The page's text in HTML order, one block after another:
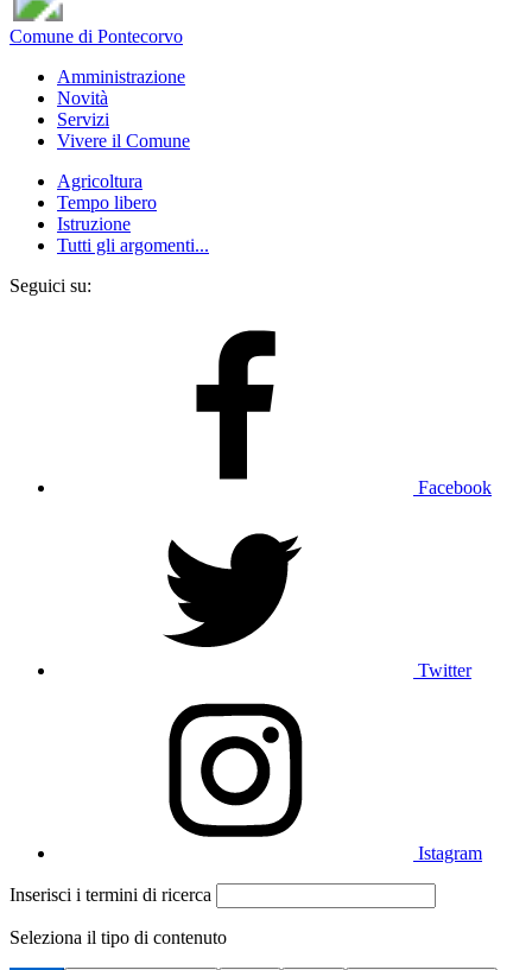
Comune di Pontecorvo
Amministrazione
Novità
Servizi
Vivere il Comune
Agricoltura
Tempo libero
Istruzione
Tutti gli argomenti...
Seguici su:
Facebook
Twitter
Istagram
Inserisci i termini di ricerca
Seleziona il tipo di contenuto